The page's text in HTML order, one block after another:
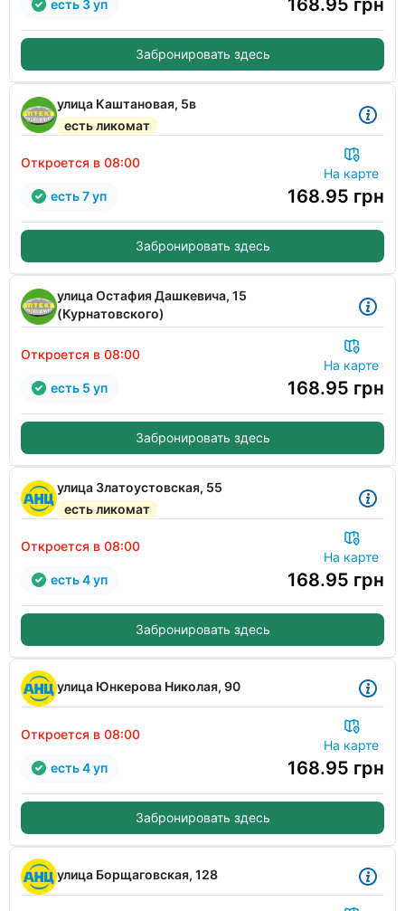
168.95 грн
есть 3 уп
Забронировать здесь
улица Каштановая, 5в
есть ликомат
Откроется в 08:00
На карте
168.95 грн
есть 7 уп
Забронировать здесь
улица Остафия Дашкевича, 15
(Курнатовского)
Откроется в 08:00
На карте
168.95 грн
есть 5 уп
Забронировать здесь
улица Златоустовская, 55
есть ликомат
Откроется в 08:00
На карте
168.95 грн
есть 4 уп
Забронировать здесь
улица Юнкерова Николая, 90
Откроется в 08:00
На карте
168.95 грн
есть 4 уп
Забронировать здесь
улица Борщаговская, 128